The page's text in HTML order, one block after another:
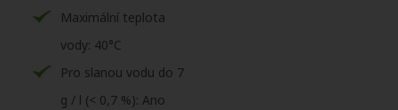
Maximální teplota
vody: 40°C
Pro slanou vodu do 7
g / l (< 0,7 %): Ano